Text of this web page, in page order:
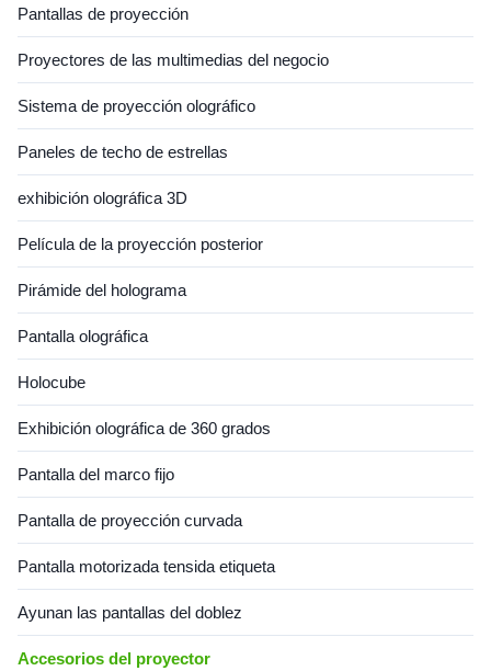
•Easy to assemble, ...
Pantallas de proyección
Proyectores de las multimedias del negocio
Sistema de proyección olográfico
Paneles de techo de estrellas
exhibición olográfica 3D
Película de la proyección posterior
Pirámide del holograma
Pantalla olográfica
Holocube
Exhibición olográfica de 360 grados
Pantalla del marco fijo
Pantalla de proyección curvada
Pantalla motorizada tensida etiqueta
Ayunan las pantallas del doblez
Accesorios del proyector